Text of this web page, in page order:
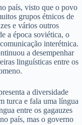
país, visto que o povo
grupos étnicos de
e vários outros
a época soviética, o
interétnica.
a desempenhar
linguísticas entre os
a diversidade
turca e fala uma língua
entre os gagauzes
país, mas o governo